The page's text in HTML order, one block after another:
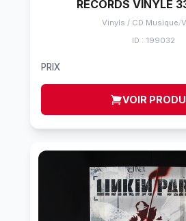
RECORDS VINYLE
Vinyls / CD Musique/
ID : 199032
PRIX
VOIR